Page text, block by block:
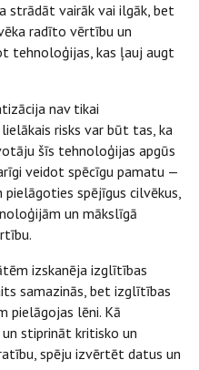
strādāt vairāk vai ilgāk, bet
radīto vērtību un
tehnoloģijas, kas ļauj augt
nav tikai
risks var būt tas, ka
šīs tehnoloģijas apgūs
veidot spēcīgu pamatu —
spējīgus cilvēkus,
un mākslīgā
izskanēja izglītības
samazinās, bet izglītības
pielāgojas lēni. Kā
stiprināt kritisko un
spēju izvērtēt datus un